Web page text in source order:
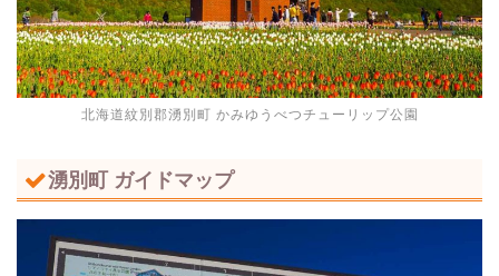
北海道紋別郡湧別町 かみゆうべつチューリップ公園
湧別町 ガイドマップ